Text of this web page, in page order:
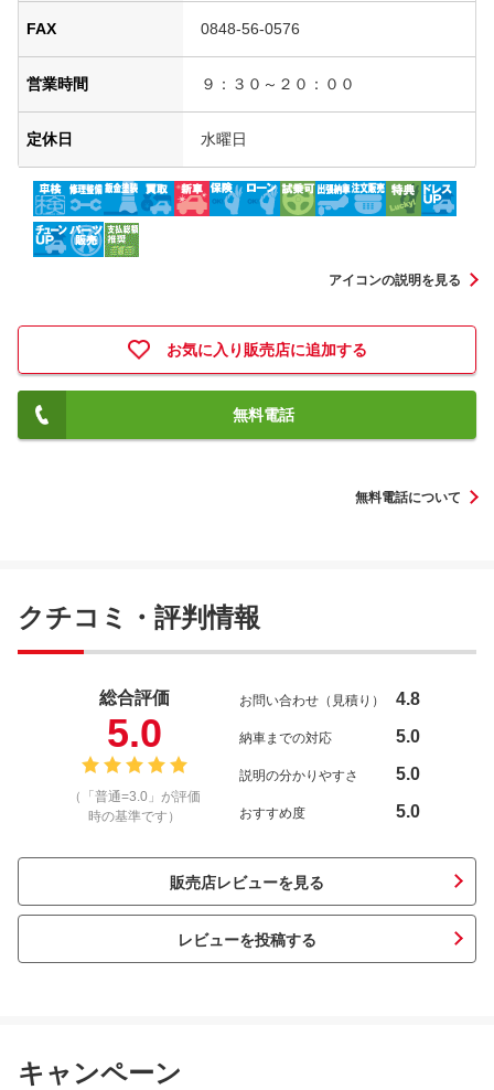
FAX 0848-56-0576
営業時間 ９：３０～２０：００
定休日 水曜日
アイコンの説明を見る
お気に入り販売店に追加する
無料電話
無料電話について
クチコミ・評判情報
総合評価
5.0
（「普通=3.0」が評価
時の基準です）
お問い合わせ（見積り） 4.8
納車までの対応 5.0
説明の分かりやすさ 5.0
おすすめ度 5.0
販売店レビューを見る
レビューを投稿する
キャンペーン